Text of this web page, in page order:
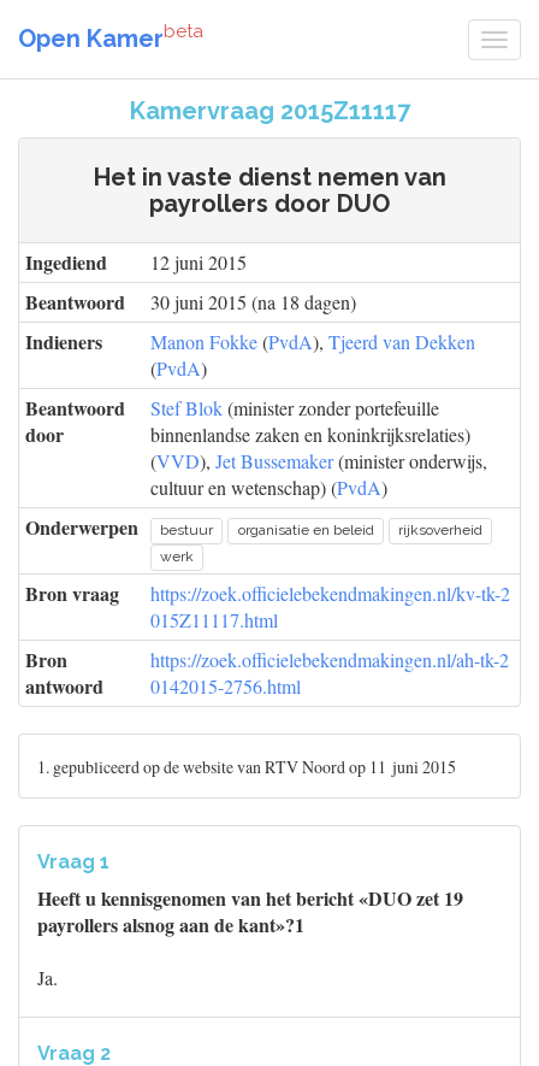
Open Kamerbeta
Kamervraag 2015Z11117
Het in vaste dienst nemen van
payrollers door DUO
Ingediend 12 juni 2015
Beantwoord 30 juni 2015 (na 18 dagen)
Indieners Manon Fokke(PvdA), Tjeerd van Dekken
(PvdA)
Beantwoord
door
Stef Blok(minister zonder portefeuille
binnenlandse zaken en koninkrijksrelaties)
(VVD), Jet Bussemaker(minister onderwijs,
cultuur en wetenschap) (PvdA)
Onderwerpen bestuur organisatie en beleid
rijksoverheid
werk
Bron vraag
https://zoek.officielebekendmakingen.nl/kv-tk-2
015Z11117.html
Bron
antwoord
https://zoek.officielebekendmakingen.nl/ah-tk-2
0142015-2756.html
1. gepubliceerd op de website van RTV Noord op 11 juni 2015
Vraag 1
Heeft u kennisgenomen van het bericht «DUO zet 19
payrollers alsnog aan de kant»?1
Ja.
Vraag 2